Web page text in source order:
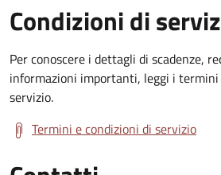
Condizioni di
Per conoscere i dettagli di scadenze,
informazioni importanti, leggi i termini
servizio.
Termini e condizioni di servizio